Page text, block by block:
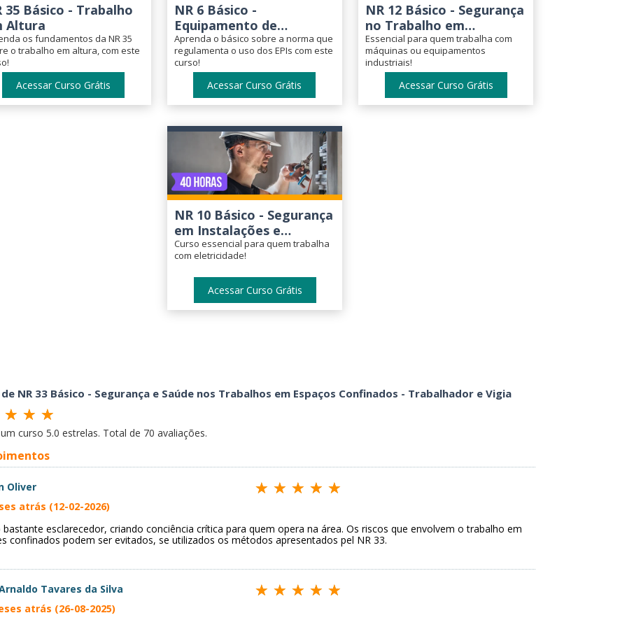
35 Básico - Trabalho
Altura
os fundamentos da NR 35
o trabalho em altura, com este
Acessar Curso Grátis
NR 6 Básico -
Equipamento de
Proteção Individual (EPI)
Aprenda o básico sobre a norma que
regulamenta o uso dos EPIs com este
curso!
Acessar Curso Grátis
NR 12 Básico - Segurança
no Trabalho em
Máquinas e
Equipamentos
Essencial para quem trabalha com
máquinas ou equipamentos
industriais!
Acessar Curso Grátis
NR 10 Básico - Segurança
em Instalações e
Serviços em Eletricidade
Curso essencial para quem trabalha
com eletricidade!
Acessar Curso Grátis
NR 33 Básico - Segurança e Saúde nos Trabalhos em Espaços Confinados - Trabalhador e Vigia
curso 5.0 estrelas. Total de 70 avaliações.
Oliver
atrás (12-02-2026)
bastante esclarecedor, criando conciência crítica para quem opera na área. Os riscos que envolvem o trabalho em
confinados podem ser evitados, se utilizados os métodos apresentados pel NR 33.
Tavares da Silva
atrás (26-08-2025)